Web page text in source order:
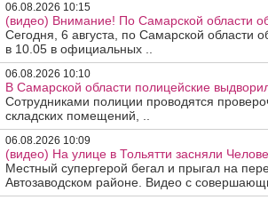
06.08.2026 10:15
(видео) Внимание! По Самарской области
Сегодня, 6 августа, по Самарской
в 10.05 в официальных ..
06.08.2026 10:10
В Самарской области полицейские
Сотрудниками полиции проводятся
складских помещений, ..
06.08.2026 10:09
(видео) На улице в Тольятти засняли
Местный супергерой бегал и прыгал на
Автозаводском районе. Видео с